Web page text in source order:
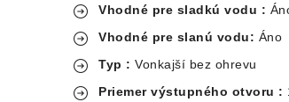
Vhodné pre sladkú vodu :
Vhodné pre slanú vodu: Áno
Typ : Vonkajší bez ohrevu
Priemer výstupného otvoru :